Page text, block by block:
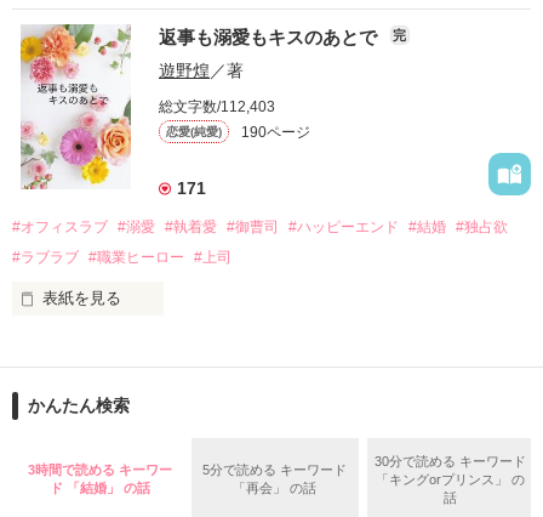
『責任をとる、結婚しよう』と真っ直ぐに告げてきた。
戸惑う美桜とは裏腹に、好きという気持ちを隠すことなく
甘やかしてくる。
そんなある日、哲平は美桜がストーカー被害に
遭っていることを知る。
美桜を守るため、哲平は同居を提案してきて――。
夏木美桜(なつきみお)
鳴海哲平 (なるみてっぺい)
2026.6.5～2026.7.25
＊以前、公開していた話の改稿版です＊
おかしな噂を流されて前の職場でうまくいかなかった梅田美
桜は、海外で傷心旅行をしていたところ、日本人美青年と出会
い、酒の勢いもあり一夜限りの関係となる。
帰国後、美桜は新しい職場でワンナイトした美青年と再会。
なんと彼の正体は、とある財閥御曹司にも関わらず、一族を離
れて起業した新進気鋭の実業家、社内でも冷徹だと評判な社長
――御影恭司その人だったのだ――！
なぜか恭司から飼い猫の世話係を命じられた美桜は、猫の世
の関係となってしまい――？
返事も溺愛もキスのあとで 完
遊野煌 ／著
総文字数/112,403
恋愛(純愛) 190ページ
171
#オフィスラブ #溺愛 #執着愛 #御曹司 #ハッピーエンド #結婚 #独占欲
#ラブラブ #職業ヒーロー #上司
表紙を見る
ションの企画戦略室で働いている。
めた、同期で恋人の石垣守（26）がいるのだが、後輩の姫原由
いた。
守と由羅から『便利屋雛子』と馬鹿にされ、一人こっそり泣い
ていた雛子に、企画戦略室の上司である雪瀬鷹哉（29）が
かんたん検索
3時間で読める キーワー
ド 「結婚」 の話
5分で読める キーワード
「再会」 の話
30分で読める キーワード
「キングorプリンス」 の
話